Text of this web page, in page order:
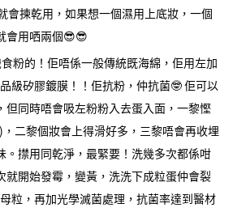
會揀乾用，如果想一個濕用上底妝，一個
會用哂兩個😎😎
粉的！佢唔係一般傳統既海綿，佢用左加
級矽膠鍍膜！！佢抗粉，仲抗菌🤓 佢可以
但同時唔會吸左粉粉入去蛋入面，一黎慳
二黎個妝會上得滑好多，三黎唔會再收埋
。㩒用同乾淨，最緊要！洗幾多次都係咁
就開始發霉，變黃，洗洗下成粒蛋仲會裂
粒，再加光學滅菌處理，抗菌率達到醫材